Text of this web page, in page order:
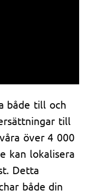
både till och
till
över 4 000
kan lokalisera
Detta
både din